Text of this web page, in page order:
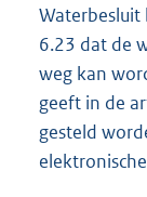
6.23 dat de
weg kan
geeft in de
gesteld